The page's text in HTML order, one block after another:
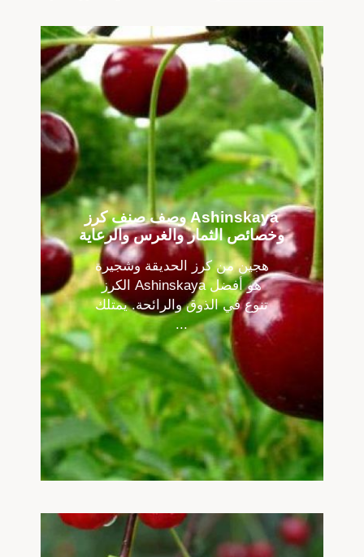
وصف صنف كرز Ashinskaya
وخصائص الثمار والغرس والرعاية
هجين من كرز الحديقة وشجيرة
الكرز Ashinskaya هو أفضل
تنوع في الذوق والرائحة. يمتلك
...